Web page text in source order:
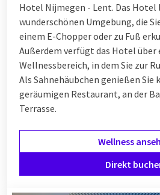
Hotel Nijmegen - Lent. Das
wunderschönen Umgebung, die
einem E-Chopper oder zu Fuß
Außerdem verfügt das Hotel über
Wellnessbereich, in dem Sie zur
Als Sahnehäubchen genießen
geräumigen Restaurant, an der
Terrasse.
Wellness
Direkt